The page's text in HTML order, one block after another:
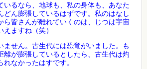
いるなら、地球も、私の身体も、あなた
どん膨張しているはずです。私のはなし
ら皆さんが離れていくのは、じつは宇宙
ますね（笑）
ません。古生代には恐竜がいました。も
離が膨張しているとしたら、古生代は灼
なかったはすです。